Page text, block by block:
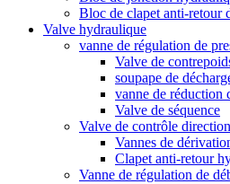
Bloc de clapet anti-retour
Valve hydraulique
vanne de régulation de
Valve de
soupape de
vanne de réduction
Valve de séquence
Valve de contrôle
Vannes de
Clapet anti-retour
Vanne de régulation de